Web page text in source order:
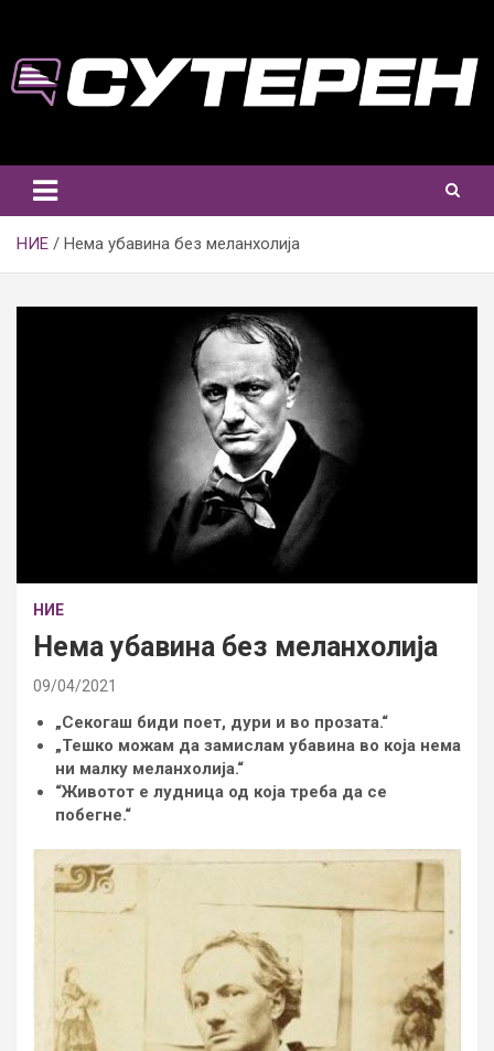
content
НИЕ Нема убавина без меланхолија
НИЕ
Нема убавина без меланхолија
09/04/2021
„Секогаш биди поет, дури и во прозата.“
„Тешко можам да замислам убавина во која нема
ни малку меланхолија.“
“Животот е лудница од која треба да се
побегне.“